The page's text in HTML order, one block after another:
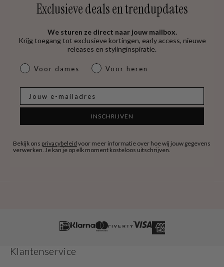
Exclusieve deals en trendupdates
We sturen ze direct naar jouw mailbox.
Krijg toegang tot exclusieve kortingen, early access, nieuwe
releases en stylinginspiratie.
dames & heren
Voor dames Voor heren
INSCHRIJVEN
Bekijk ons privacybeleid voor meer informatie over hoe wij jouw gegevens
verwerken. Je kan je op elk moment kosteloos uitschrijven.
Klantenservice